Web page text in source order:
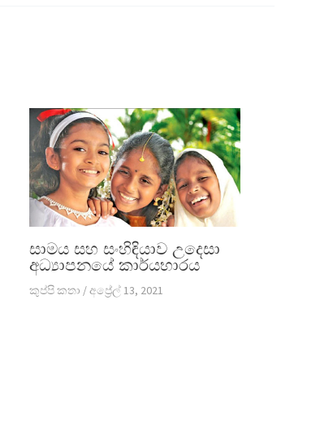
සාමය සහ සංහිඳියාව උදෙසා
අධ්‍යාපනයේ කාර්යභාරය
කුප්පි කතා /අප්‍රේල් 13, 2021